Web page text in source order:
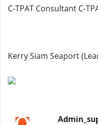
C-TPAT Consultant C-
Kerry Siam Seaport